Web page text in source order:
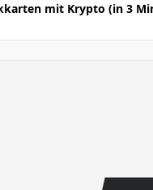
mit Krypto (in 3